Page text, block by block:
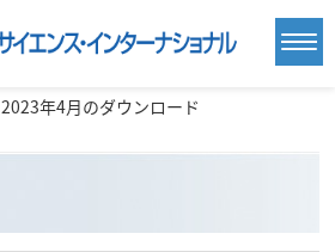
2023年4月のダウンロード